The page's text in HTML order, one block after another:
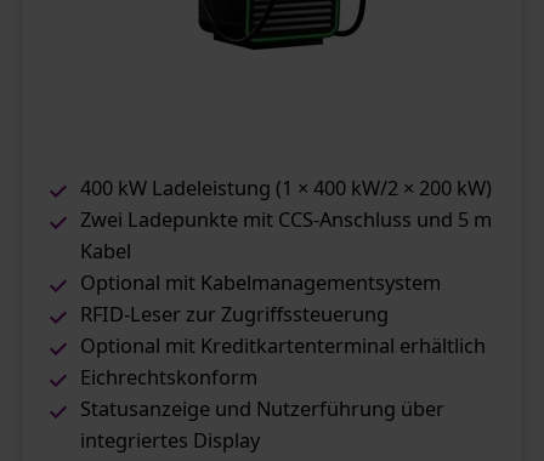
400 kW Ladeleistung (1 × 400 kW/2 × 200 kW)
Zwei Ladepunkte mit CCS-Anschluss und 5 m
Kabel
Optional mit Kabelmanagementsystem
RFID-Leser zur Zugriffssteuerung
Optional mit Kreditkartenterminal erhältlich
Eichrechtskonform
Statusanzeige und Nutzerführung über
integriertes Display